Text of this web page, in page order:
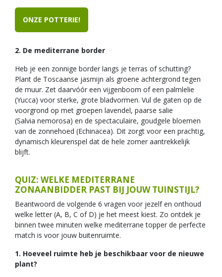
ONZE POTTERIE!
2. De mediterrane border
Heb je een zonnige border langs je terras of schutting?
Plant de Toscaanse jasmijn als groene achtergrond tegen
de muur. Zet daarvóór een vijgenboom of een palmlelie
(Yucca) voor sterke, grote bladvormen. Vul de gaten op de
voorgrond op met groepen lavendel, paarse salie
(Salvia nemorosa) en de spectaculaire, goudgele bloemen
van de zonnehoed (Echinacea). Dit zorgt voor een prachtig,
dynamisch kleurenspel dat de hele zomer aantrekkelijk
blijft.
QUIZ: WELKE MEDITERRANE
ZONAANBIDDER PAST BIJ JOUW TUINSTIJL?
Beantwoord de volgende 6 vragen voor jezelf en onthoud
welke letter (A, B, C of D) je het meest kiest. Zo ontdek je
binnen twee minuten welke mediterrane topper de perfecte
match is voor jouw buitenruimte.
1. Hoeveel ruimte heb je beschikbaar voor de nieuwe
plant?